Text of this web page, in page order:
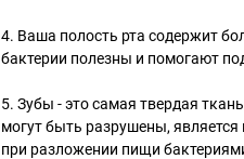
4. Ваша полость рта содержит
бактерии полезны и помогают
5. Зубы - это самая твердая
могут быть разрушены,
при разложении пищи